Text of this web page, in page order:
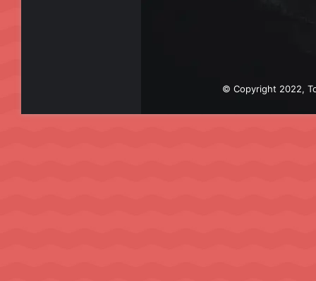
© Copyright 2022,